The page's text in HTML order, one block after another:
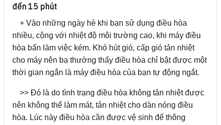
đến 15 phút
+ Vào những ngày hè khi bạn sử dụng điều hòa
nhiều, cộng với nhiệt độ môi trường cao, khi máy điều
hòa bẩn làm việc kém. Khó hút gió, cấp gió tản nhiệt
cho máy nên bạ thường thấy điều hòa chỉ bật được một
thời gian ngắn là máy điều hòa của bạn tự động ngắt.
>> Đó là do tình trạng điều hòa không tản nhiệt được
nên không thể làm mát, tản nhiệt cho dàn nóng điều
hòa. Lúc này điều hòa cần được vệ sinh để thông